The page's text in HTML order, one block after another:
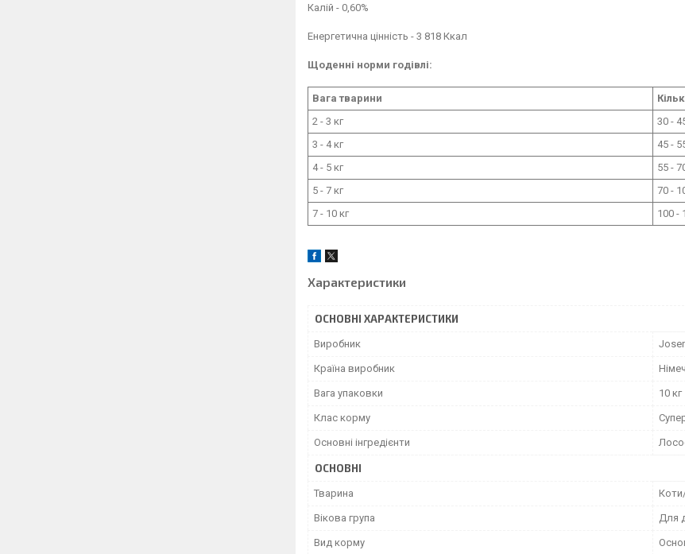
Калій - 0,60%
Енергетична цінність - 3 818 Ккал
Щоденні норми годівлі:
Вага тварини
2 - 3 кг
30 -
3 - 4 кг
45 -
4 - 5 кг
55 -
5 - 7 кг
70 -
7 - 10 кг
100 -
Характеристики
ОСНОВНІ ХАРАКТЕРИСТИКИ
Виробник
Країна виробник
Вага упаковки 10 кг
Клас корму
Основні інгредієнти
ОСНОВНІ
Тварина
Вікова група Для
Вид корму